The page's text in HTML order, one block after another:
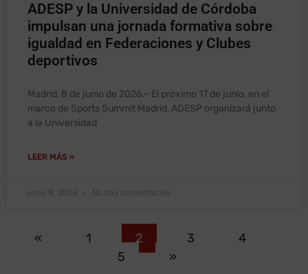
ADESP y la Universidad de Córdoba
impulsan una jornada formativa sobre
igualdad en Federaciones y Clubes
deportivos
Madrid, 8 de junio de 2026.– El próximo 17 de junio, en el
marco de Sports Summit Madrid, ADESP organizará junto
a la Universidad
LEER MÁS »
junio 8, 2026 No hay comentarios
« 1 2 3
4
5
»